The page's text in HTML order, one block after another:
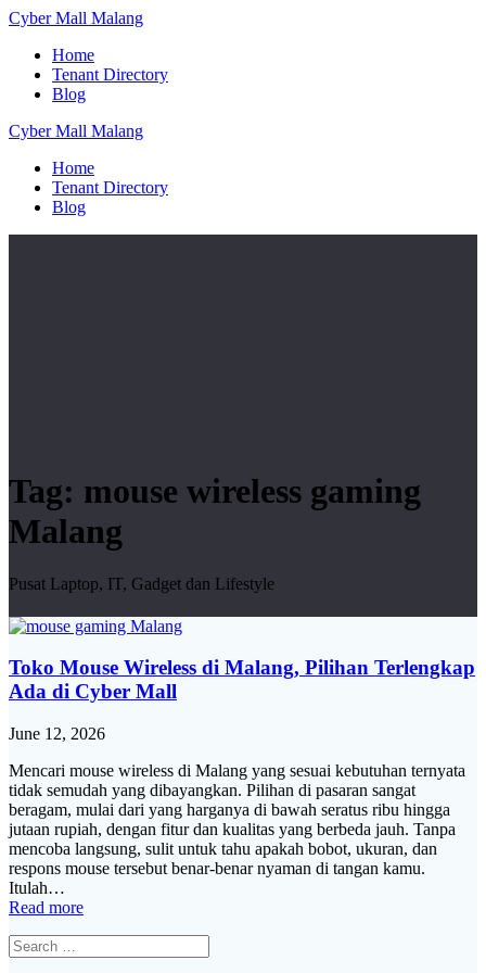
Skip
content
CyberMall Malang
Home
Tenant Directory
Blog
CyberMall Malang
Home
Tenant Directory
Blog
Tag: mouse wireless gaming
Malang
Pusat Laptop, IT, Gadget dan Lifestyle
Toko Mouse Wireless di Malang, Pilihan Terlengkap
Ada di Cyber Mall
June 12, 2026
Mencari mouse wireless di Malang yang sesuai kebutuhan ternyata
tidak semudah yang dibayangkan. Pilihan di pasaran sangat
beragam, mulai dari yang harganya di bawah seratus ribu hingga
jutaan rupiah, dengan fitur dan kualitas yang berbeda jauh. Tanpa
mencoba langsung, sulit untuk tahu apakah bobot, ukuran, dan
respons mouse tersebut benar-benar nyaman di tangan kamu.
Itulah…
Read more
Search
for: